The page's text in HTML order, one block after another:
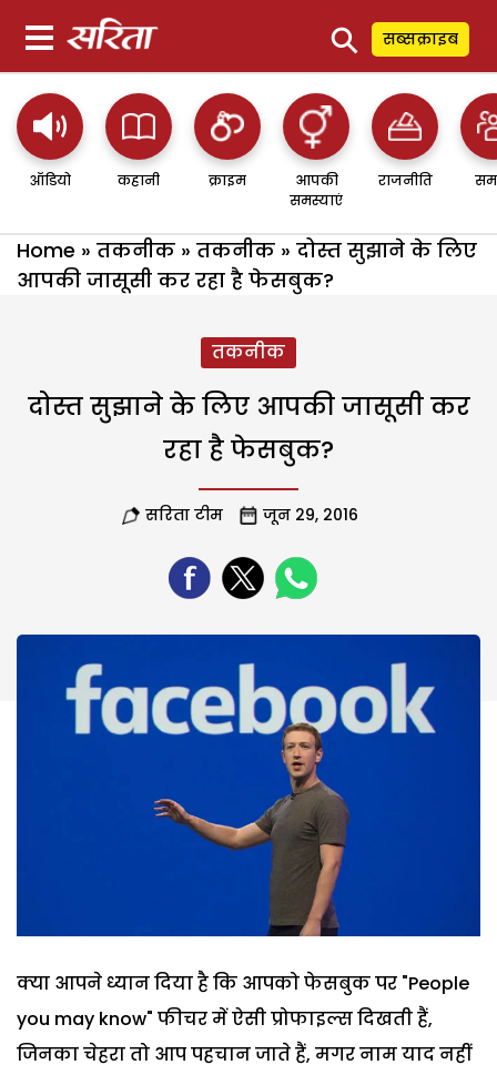
⚲ सब्सक्राइब
ऑडियो कहानी क्राइम
आपकी
समस्याएं
राजनीति
Home » तकनीक » तकनीक » दोस्त सुझाने के लिए
आपकी जासूसी कर रहा है फेसबुक?
तकनीक
दोस्त सुझाने के लिए आपकी जासूसी कर
रहा है फेसबुक?
सरिता टीम जून 29, 2016
क्या आपने ध्यान दिया है कि आपको फेसबुक पर "People
you may know" फीचर में ऐसी प्रोफाइल्स दिखती हैं,
जिनका चेहरा तो आप पहचान जाते हैं, मगर नाम याद नहीं